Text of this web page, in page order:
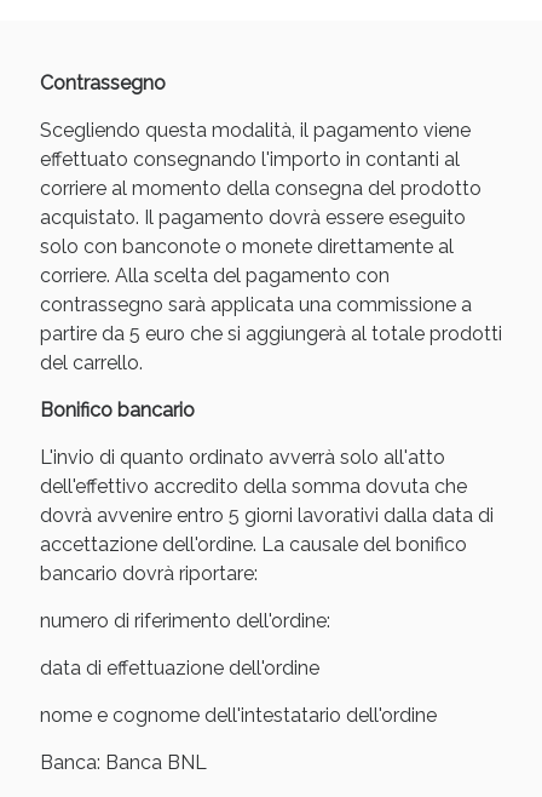
Contrassegno
Scegliendo questa modalità, il pagamento viene
effettuato consegnando l'importo in contanti al
corriere al momento della consegna del prodotto
acquistato. Il pagamento dovrà essere eseguito
solo con banconote o monete direttamente al
corriere. Alla scelta del pagamento con
contrassegno sarà applicata una commissione a
partire da 5 euro che si aggiungerà al totale prodotti
del carrello.
Bonifico bancario
L'invio di quanto ordinato avverrà solo all'atto
dell'effettivo accredito della somma dovuta che
dovrà avvenire entro 5 giorni lavorativi dalla data di
accettazione dell'ordine. La causale del bonifico
bancario dovrà riportare:
numero di riferimento dell'ordine:
data di effettuazione dell'ordine
nome e cognome dell'intestatario dell'ordine
Banca: Banca BNL
Sconto fino al 55% disponibile oggi!